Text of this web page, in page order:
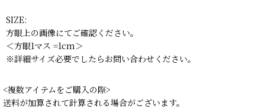
SIZE:
方眼上の画像にてご確認ください。
＜方眼1マス =1cm＞
※詳細サイズ必要でしたらお問い合わせください。
<複数アイテムをご購入の際>
送料が加算されて計算される場合がございます。